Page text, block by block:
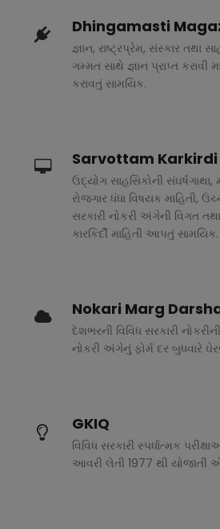
Dhingamasti
જ્ઞાન, રાષ્ટ્રપ્રેમ, સંસ્કાર તથા
ગમ્મત સાથે જ્ઞાન પ્રાપ્ત કરાવી
કરાવતું સામયિક.
Sarvottam
ઉદ્યોગ સાહસિકોની
રોજગાર ધંધા વિષયક માહિતી,
સરકારી નોકરી અંગેની વિગત
કારકિર્દી માહિતી આપતું સામયિક.
Nokari Marg
દેશભરની વિવિધ સરકારી
નોકરી અંગેનું ફોર્મ દર બુધવારે
GKIQ
વિવિધ સરકારી સ્પર્ધાત્મક
આવરી લેતી 1977 થી યોજાતી